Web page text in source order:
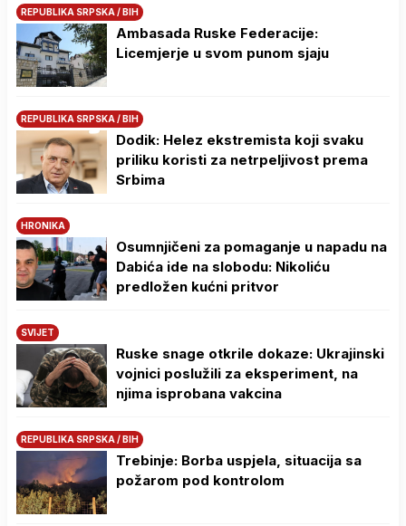
REPUBLIKA SRPSKA / BIH
Ambasada Ruske Federacije:
Licemjerje u svom punom sjaju
REPUBLIKA SRPSKA / BIH
Dodik: Helez ekstremista koji svaku
priliku koristi za netrpeljivost prema
Srbima
HRONIKA
Osumnjičeni za pomaganje u napadu na
Dabića ide na slobodu: Nikoliću
predložen kućni pritvor
SVIJET
Ruske snage otkrile dokaze: Ukrajinski
vojnici poslužili za eksperiment, na
njima isprobana vakcina
REPUBLIKA SRPSKA / BIH
Trebinje: Borba uspjela, situacija sa
požarom pod kontrolom